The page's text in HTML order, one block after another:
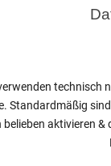
technisch
Standardmäßig
belieben aktivieren